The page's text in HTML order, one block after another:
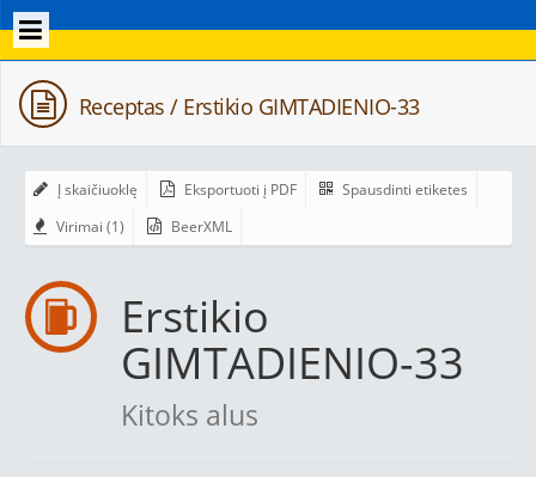
Receptas / Erstikio GIMTADIENIO-33
Į skaičiuoklę Eksportuoti į PDF
Spausdinti etiketes
Virimai (1)
BeerXML
Erstikio
GIMTADIENIO-33
Kitoks alus